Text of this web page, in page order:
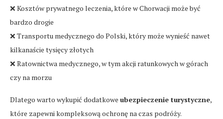
❌ Kosztów prywatnego leczenia, które w Chorwacji może być
bardzo drogie
❌ Transportu medycznego do Polski, który może wynieść nawet
kilkanaście tysięcy złotych
❌ Ratownictwa medycznego, w tym akcji ratunkowych w górach
czy na morzu
Dlatego warto wykupić dodatkowe ubezpieczenie turystyczne,
które zapewni kompleksową ochronę na czas podróży.